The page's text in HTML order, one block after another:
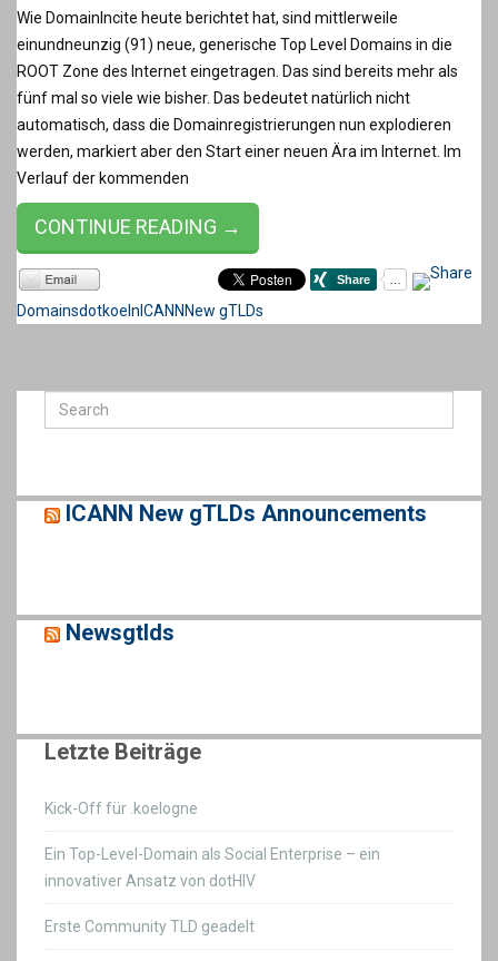
Wie DomainIncite heute berichtet hat, sind mittlerweile
einundneunzig (91) neue, generische Top Level Domains in die
ROOT Zone des Internet eingetragen. Das sind bereits mehr als
fünf mal so viele wie bisher. Das bedeutet natürlich nicht
automatisch, dass die Domainregistrierungen nun explodieren
werden, markiert aber den Start einer neuen Ära im Internet. Im
Verlauf der kommenden
CONTINUE READING →
Domainsdotkoeln ICANN New gTLDs
ICANN New gTLDs Announcements
Newsgtlds
Letzte Beiträge
Kick-Off für .koelogne
Ein Top-Level-Domain als Social Enterprise – ein
innovativer Ansatz von dotHIV
Erste Community TLD geadelt